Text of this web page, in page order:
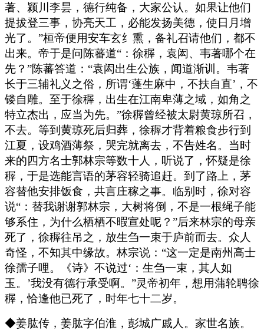
著、颍川李昙，德行纯备，大家公认。如果让他们
提拔登三事，协亮天工，必能发扬美德，使日月增
光了。”桓帝便用安车玄纟熏，备礼召请他们，都不
出来。帝于是问陈蕃道“：徐稺，袁闳、韦著哪个在
先？”陈蕃答道：“袁闳出生公族，闻道渐训。韦著
长于三辅礼义之俗，所谓‘蓬生麻中，不扶自直’，不
镂自雕。至于徐稺，出生在江南卑薄之域，如角之
特立杰出，应当为先。”徐稺曾经被太尉黄琼所召，
不去。等到黄琼死后归葬，徐稺才背着粮食步行到
江夏，设鸡酒薄祭，哭完就离去，不告姓名。当时
来的四方名士郭林宗等数十人，听说了，怀疑是徐
稺，于是选能言语的茅容轻骑追赶。到了路上，茅
容替他安排饭食，共言庄稼之事。临别时，徐对容
说“：替我谢谢郭林宗，大树将倒，不是一根绳子能
够系住，为什么栖栖不暇宣处呢？”后来林宗的母亲
死了，徐稺往吊之，放生刍一束于庐前而去。众人
奇怪，不知其中缘故。林宗说：“这一定是南州高士
徐孺子哩。《诗》不说过‘：生刍一束，其人如
玉。’我没有德行承受啊。”灵帝初年，想用蒲轮聘徐
稺，恰逢他已死了，时年七十二岁。
◆姜肱传，姜肱字伯淮，彭城广戚人。家世名族。